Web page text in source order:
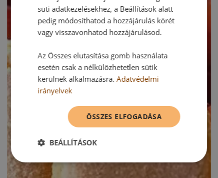
süti adatkezelésekhez, a Beállítások alatt
pedig módosíthatod a hozzájárulás körét
vagy visszavonhatod hozzájárulásod.
Az Összes elutasítása gomb használata
esetén csak a nélkülözhetetlen sütik
kerülnek alkalmazásra.Adatvédelmi
irányelvek
ÖSSZES ELFOGADÁSA
BEÁLLÍTÁSOK